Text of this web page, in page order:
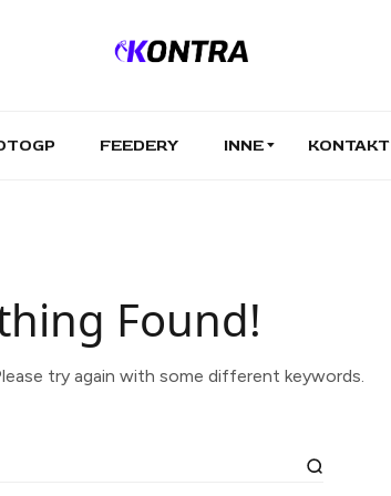
FEEDERY INNE KONTAKT
Found!
try again with some different keywords.